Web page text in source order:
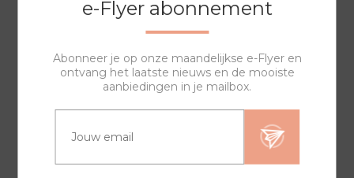
e-Flyer abonnement
Abonneer je op onze maandelijkse e-Flyer en
ontvang het laatste nieuws en de mooiste
aanbiedingen in je mailbox.